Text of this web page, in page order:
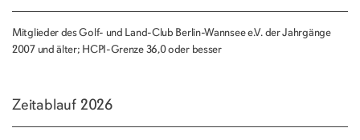
Mitglieder des Golf- und Land-Club Berlin-Wannsee e.V. der Jahrgänge
2007 und älter; HCPI-Grenze 36,0 oder besser
Zeitablauf 2026